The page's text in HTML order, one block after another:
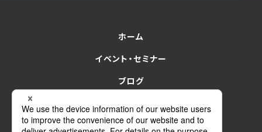
ホーム
イベント・セミナー
ブログ
for finance